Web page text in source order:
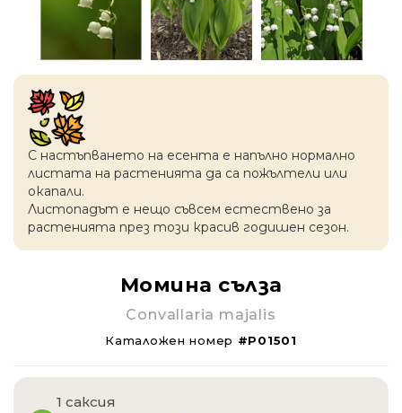
С настъпването на есентa е напълно нормално
листата на растенията да са пожълтели или
окапaли.
Листопадът е нещо съвсем естествено за
растенията през този красив годишен сезон.
Момина сълза
Convallaria majalis
Каталожен номер #P01501
1 саксия